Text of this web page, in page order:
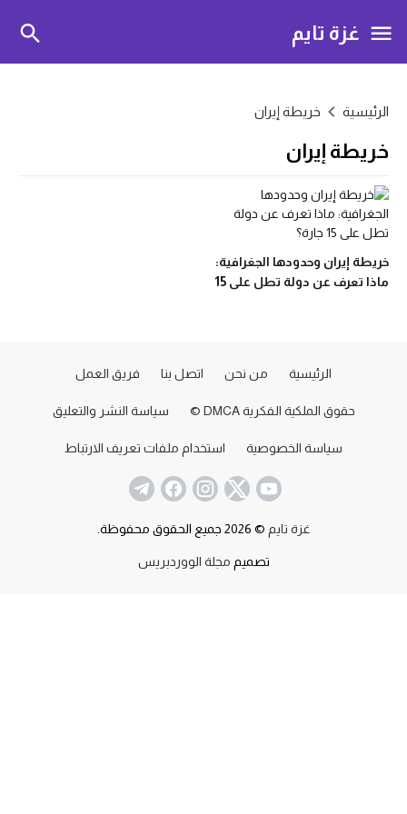
غزة تايم
الرئيسية خريطة إيران
خريطة إيران
خريطة إيران وحدودها الجغرافية:
ماذا تعرف عن دولة تطل على 15
الرئيسية من نحن اتصل بنا فريق العمل
حقوق الملكية الفكرية DMCA © سياسة النشر والتعليق
سياسة الخصوصية استخدام ملفات تعريف الارتباط
غزة تايم © 2026 جميع الحقوق محفوظة.
تصميم مجلة الووردبريس